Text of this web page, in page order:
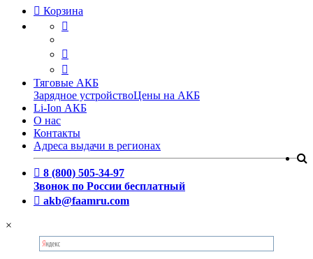
Корзина
Тяговые АКБ
Зарядное устройствоЦены на АКБ
Li-Ion АКБ
О нас
Контакты
Адреса выдачи в регионах
8 (800) 505-34-97
Звонок по России бесплатный
akb@faamru.com
×